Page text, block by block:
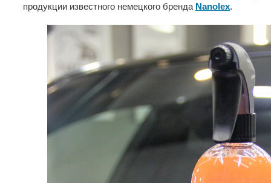
продукции известного немецкого бренда Nanolex.